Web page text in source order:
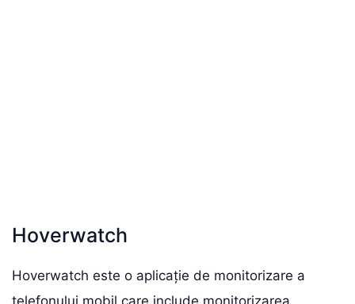
Hoverwatch
Hoverwatch este o aplicație de monitorizare a
telefonului mobil care include monitorizarea